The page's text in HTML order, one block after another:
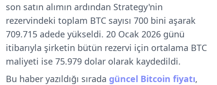
son satın alımın ardından Strategy'nin
rezervindeki toplam BTC sayısı 700 bini aşarak
709.715 adede yükseldi. 20 Ocak 2026 günü
itibarıyla şirketin bütün rezervi için ortalama BTC
maliyeti ise 75.979 dolar olarak kaydedildi.
Bu haber yazıldığı sırada güncel Bitcoin fiyatı,